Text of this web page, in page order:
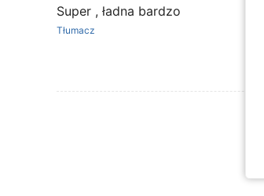
Super , ładna bardzo
Tłumacz